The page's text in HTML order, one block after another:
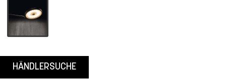
112076_
HÄNDLERSUCHE